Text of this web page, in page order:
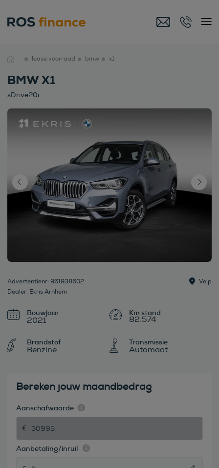
lease voorraad bmw x1
BMW X1
sDrive20i
Advertentienr: 961938602
Dealer: Ekris Arnhem
Velp
Bouwjaar
2021 82.574
Brandstof
Benzine
Transmissie
Automaat
Bereken jouw maandbedrag
Aanschafwaarde
Aanbetaling/inruil